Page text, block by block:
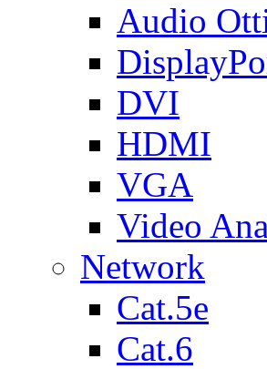
Audio
DVI
HDMI
VGA
Video
Network
Cat.5e
Cat.6